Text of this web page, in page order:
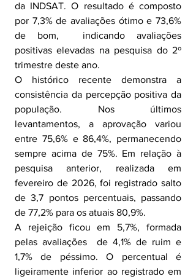
da INDSAT. O resultado é composto
por 7,3% de avaliações ótimo e 73,6%
de bom,  indicando avaliações
positivas elevadas na pesquisa do 2º
trimestre deste ano.
O histórico recente demonstra a
consistência da percepção positiva da
população. Nos últimos
levantamentos, a aprovação variou
entre 75,6% e 86,4%, permanecendo
sempre acima de 75%. Em relação à
pesquisa anterior, realizada em
fevereiro de 2026, foi registrado salto
de 3,7 pontos percentuais, passando
de 77,2% para os atuais 80,9%.
A rejeição ficou em 5,7%, formada
pelas avaliações  de 4,1% de ruim e
1,7% de péssimo. O percentual é
ligeiramente inferior ao registrado em